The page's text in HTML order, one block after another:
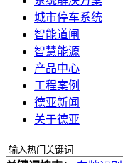
城市停车系统
智能道闸
智慧能源
产品中心
工程案例
德亚新闻
关于德亚